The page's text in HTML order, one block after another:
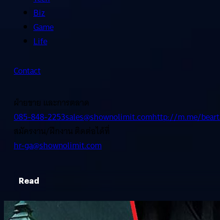
Biz
Game
Life
Contact
ฝ่ายขาย และการตลาด
085-848-2253sales@shownolimit.comhttp://m.me/
สมัครงาน/ฝึกงาน ติดต่อได้ที่
hr-ga@shownolimit.com
Read